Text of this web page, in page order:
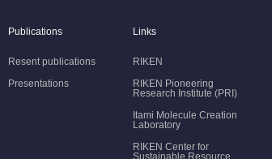
Publications
Resent publications
Presentations
Links
RIKEN
RIKEN Pioneering
Research Institute (PRI)
Itami Molecule Creation
Laboratory
RIKEN Center for
Sustainable Resource